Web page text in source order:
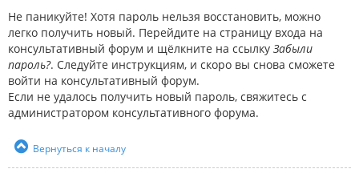
Не паникуйте! Хотя пароль нельзя восстановить, можно
легко получить новый. Перейдите на страницу входа на
консультативный форум и щёлкните на ссылку Забыли
пароль?. Следуйте инструкциям, и скоро вы снова сможете
войти на консультативный форум.
Если не удалось получить новый пароль, свяжитесь с
администратором консультативного форума.
Вернуться к началу